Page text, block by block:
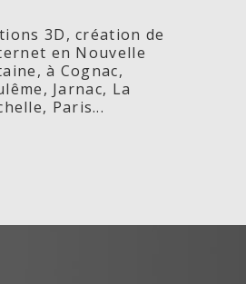
3D, création de
en Nouvelle
à Cognac,
Jarnac, La
Paris...